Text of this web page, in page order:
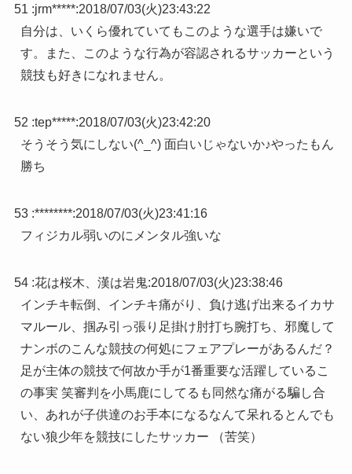
51 :jrm*****:2018/07/03(火)23:43:22
自分は、いくら優れていてもこのような選手は嫌いで
す。また、このような行為が容認されるサッカーという
競技も好きになれません。
52 :tep*****:2018/07/03(火)23:42:20
そうそう気にしない(^_^) 面白いじゃないか♪やったもん
勝ち
53 :********:2018/07/03(火)23:41:16
フィジカル弱いのにメンタル強いな
54 :花は桜木、漢は岩鬼:2018/07/03(火)23:38:46
インチキ転倒、インチキ痛がり、負け逃げ出来るイカサ
マルール、掴み引っ張り足掛け肘打ち腕打ち、邪魔して
ナンボのこんな競技の何処にフェアプレーがあるんだ？
足が主体の競技で何故か手が1番重要な活躍しているこ
の事実 笑審判を小馬鹿にしてるも同然な痛がる騙し合
い、あれが子供達のお手本になるなんて呆れるとんでも
ない狼少年を競技にしたサッカー （苦笑）